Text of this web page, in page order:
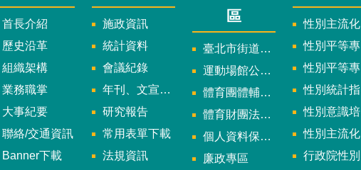
首長介紹
歷史沿革
組織架構
業務職掌
大事紀要
聯絡/交通資訊
Banner下載
施政資訊
統計資料
會議紀錄
年刊、文宣及出版品
研究報告
常用表單下載
法規資訊
區
臺北市街道遊戲申請專區
運動場館公司設立輔導專區
體育團體輔導訪視
體育財團法人/公益信託專區
個人資料保護專區
廉政專區
性別主流化實施計畫暨細部計畫
性別平等專案小組委員名單
性別平等專案小組會議紀錄
性別統計指標及項目
性別意識培力、統計分析案、影響評估案
性別主流化年度成果報告
行政院性別平等會